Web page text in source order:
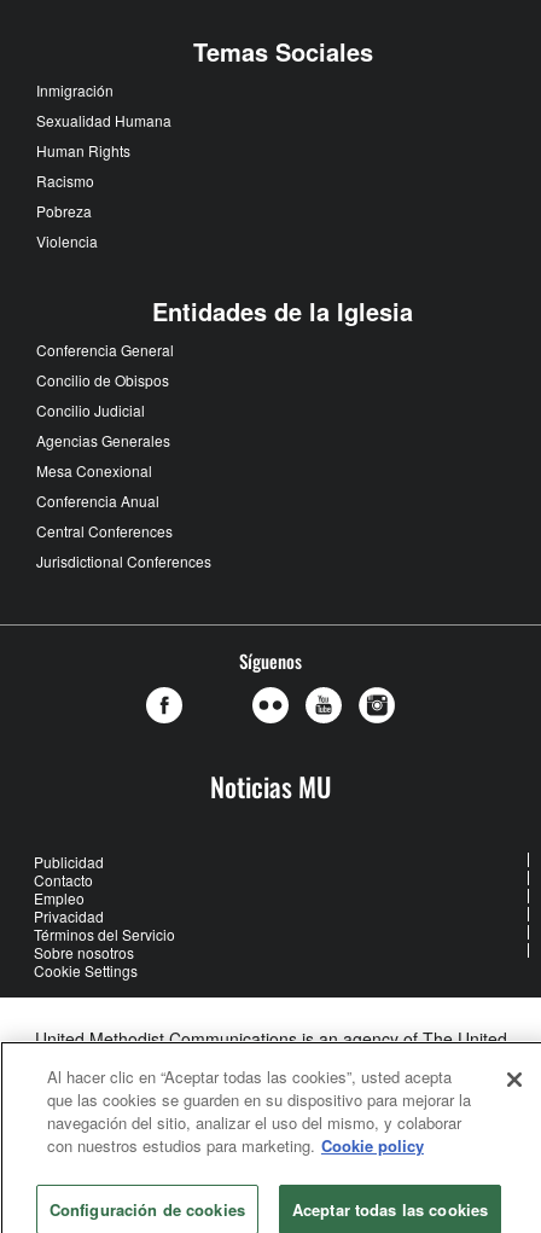
Temas Sociales
Inmigración
Sexualidad Humana
Human Rights
Racismo
Pobreza
Violencia
Entidades de la Iglesia
Conferencia General
Concilio de Obispos
Concilio Judicial
Agencias Generales
Mesa Conexional
Conferencia Anual
Central Conferences
Jurisdictional Conferences
Síguenos
Noticias MU
Publicidad
Contacto
Empleo
Privacidad
Términos del Servicio
Sobre nosotros
Cookie Settings
United Methodist Communications is an agency of The United
©2026United Methodist Communications. All Rights Reserved
Al hacer clic en “Aceptar todas las cookies”, usted acepta
que las cookies se guarden en su dispositivo para mejorar la
navegación del sitio, analizar el uso del mismo, y colaborar
con nuestros estudios para marketing. Cookie policy
Configuración de cookies Aceptar todas las cookies